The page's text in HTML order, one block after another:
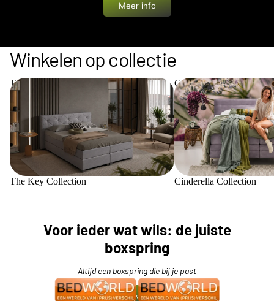
Meer info
Winkelen op collectie
The Key Collection
The Key Collection
Cinderella Collection
Cinderella Collection
Voor ieder wat wils: de juiste
boxspring
Altijd een boxspring die bij je past
Bekijk meer